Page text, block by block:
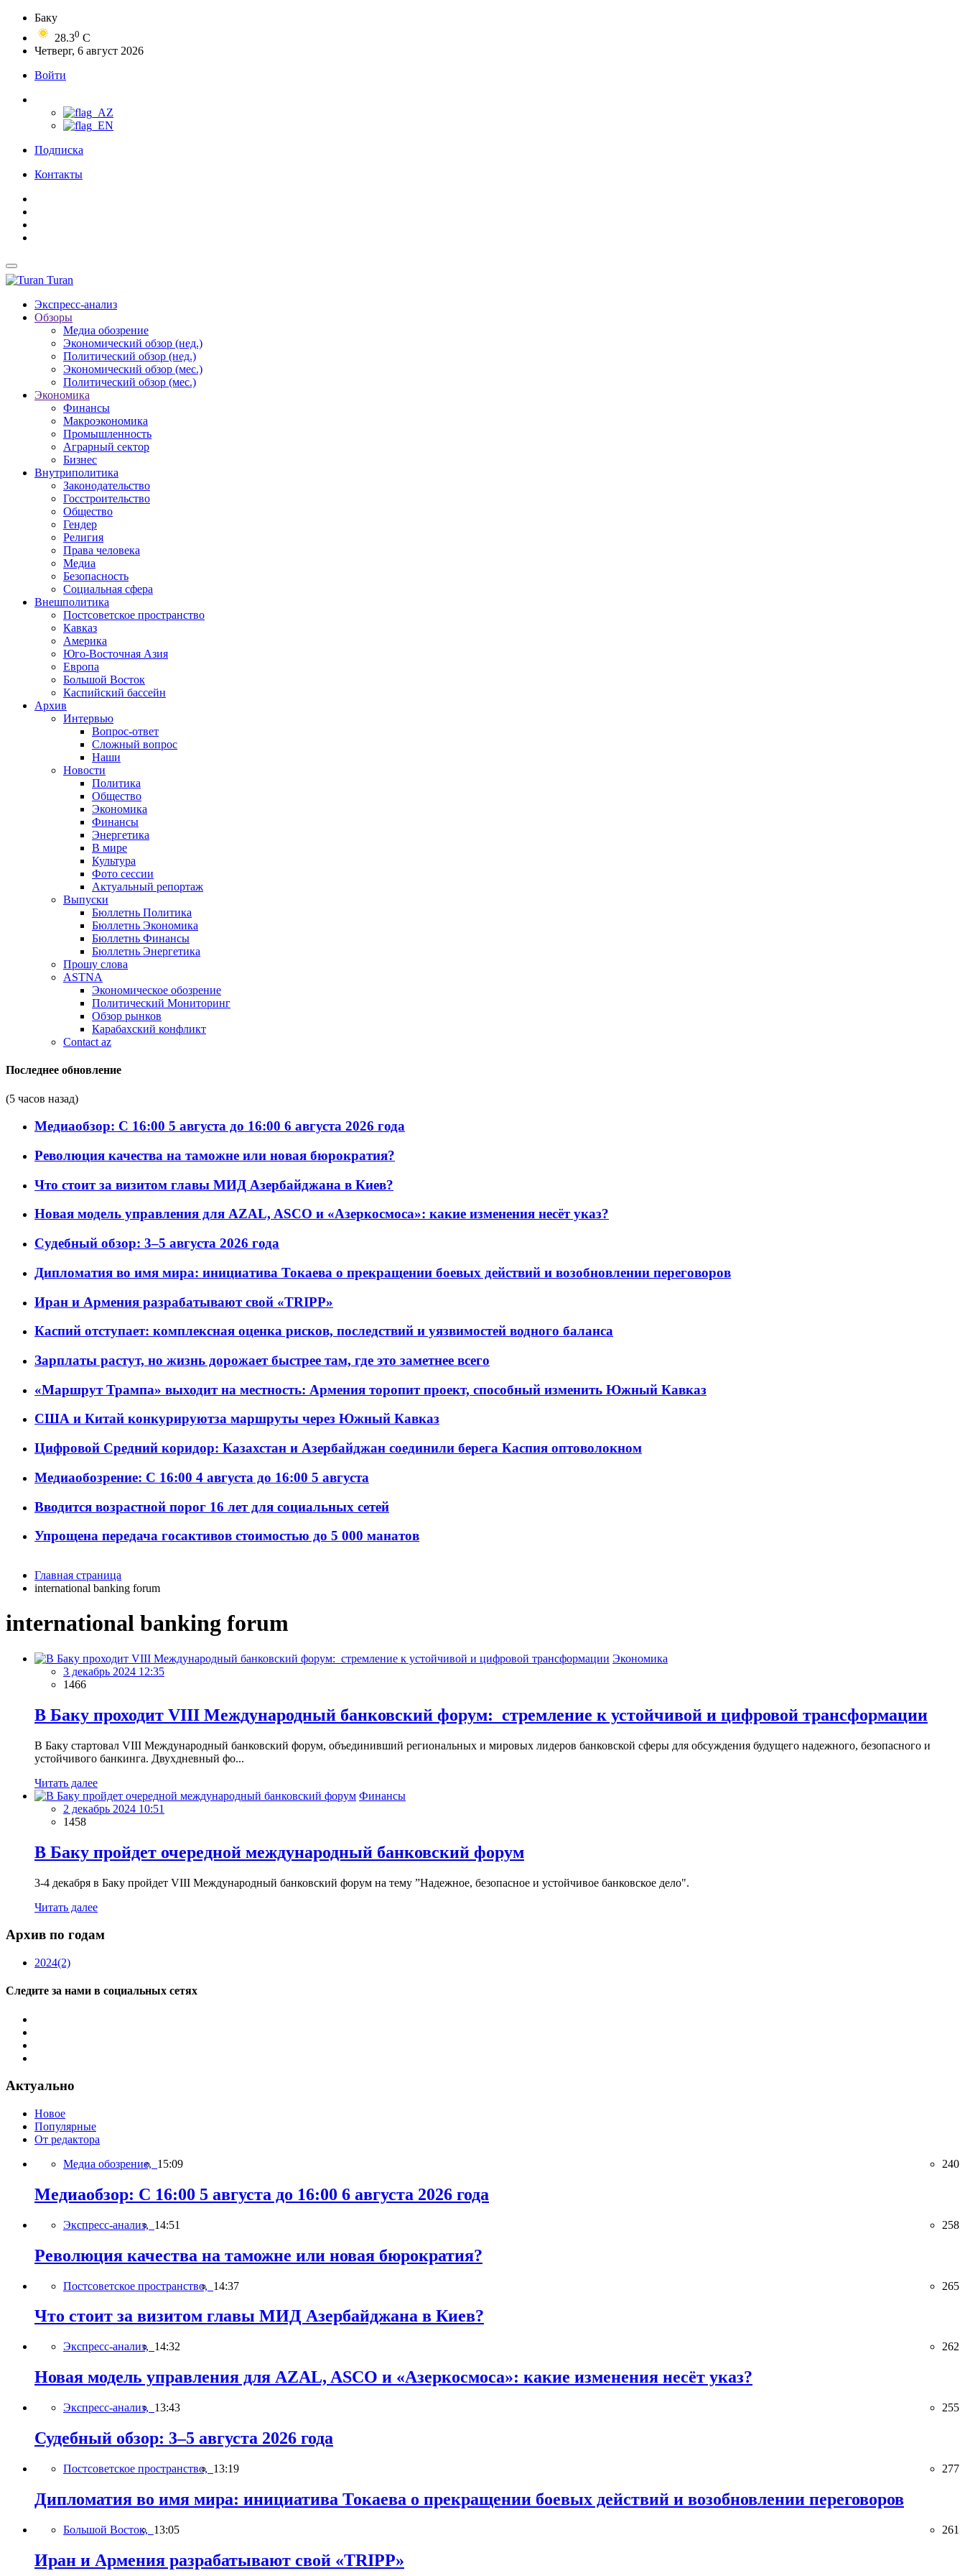
Баку
28.30 C
Четверг, 6 август 2026
Войти
Подписка
Контакты
Turan
Экспресс-анализ
Обзоры
Медиа обозрение
Экономический обзор (нед.)
Политический обзор (нед.)
Экономический обзор (мес.)
Политический обзор (мес.)
Экономика
Финансы
Макроэкономика
Промышленность
Аграрный сектор
Бизнес
Внутриполитика
Законодательство
Госстроительство
Общество
Гендер
Религия
Права человека
Медиа
Безопасность
Социальная сфера
Внешполитика
Постсоветское пространство
Кавказ
Америка
Юго-Восточная Азия
Европа
Большой Восток
Каспийский бассейн
Архив
Интервью
Вопрос-ответ
Сложный вопрос
Наши
Новости
Политика
Общество
Экономика
Финансы
Энергетика
В мире
Культура
Фото сессии
Актуальный репортаж
Выпуски
Бюллетнь Политика
Бюллетнь Экономика
Бюллетнь Финансы
Бюллетнь Энергетика
Прошу слова
ASTNA
Экономическое обозрение
Политический Мониторинг
Обзор рынков
Карабахский конфликт
Contact az
Последнее обновление
(5 часов назад)
Медиаобзор: С 16:00 5 августа до 16:00 6 августа 2026 года
Революция качества на таможне или новая бюрократия?
Что стоит за визитом главы МИД Азербайджана в Киев?
Новая модель управления для AZAL, ASCO и «Азеркосмоса»: какие изменения несёт указ?
Судебный обзор: 3–5 августа 2026 года
Дипломатия во имя мира: инициатива Токаева о прекращении боевых действий и возобновлении переговоров
Иран и Армения разрабатывают свой «TRIPP»
Каспий отступает: комплексная оценка рисков, последствий и уязвимостей водного баланса
Зарплаты растут, но жизнь дорожает быстрее там, где это заметнее всего
«Маршрут Трампа» выходит на местность: Армения торопит проект, способный изменить Южный Кавказ
США и Китай конкурируютза маршруты через Южный Кавказ
Цифровой Средний коридор: Казахстан и Азербайджан соединили берега Каспия оптоволокном
Медиаобозрение: С 16:00 4 августа до 16:00 5 августа
Вводится возрастной порог 16 лет для социальных сетей
Упрощена передача госактивов стоимостью до 5 000 манатов
Главная страница
international banking forum
international banking forum
Экономика
3 декабрь 2024 12:35
1466
В Баку проходит VIII Международный банковский форум: стремление к устойчивой и цифровой трансформации
В Баку стартовал VIII Международный банковский форум, объединивший региональных и мировых лидеров банковской сферы для обсуждения будущего надежного, безопасного и
устойчивого банкинга. Двухдневный фо...
Читать далее
Финансы
2 декабрь 2024 10:51
1458
В Баку пройдет очередной международный банковский форум
3-4 декабря в Баку пройдет VIII Международный банковский форум на тему ”Надежное, безопасное и устойчивое банковское дело".
Читать далее
Архив по годам
2024(2)
Следите за нами в социальных сетях
Актуально
Новое
Популярные
От редактора
Медиа обозрение, 15:09 240
Медиаобзор: С 16:00 5 августа до 16:00 6 августа 2026 года
Экспресс-анализ, 14:51 258
Революция качества на таможне или новая бюрократия?
Постсоветское пространство, 14:37 265
Что стоит за визитом главы МИД Азербайджана в Киев?
Экспресс-анализ, 14:32 262
Новая модель управления для AZAL, ASCO и «Азеркосмоса»: какие изменения несёт указ?
Экспресс-анализ, 13:43 255
Судебный обзор: 3–5 августа 2026 года
Постсоветское пространство, 13:19 277
Дипломатия во имя мира: инициатива Токаева о прекращении боевых действий и возобновлении переговоров
Большой Восток, 13:05 261
Иран и Армения разрабатывают свой «TRIPP»